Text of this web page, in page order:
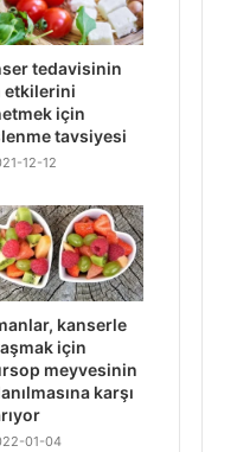
tedavisinin
etkilerini
için
tavsiyesi
12-12
kanserle
için
meyvesinin
karşı
01-04